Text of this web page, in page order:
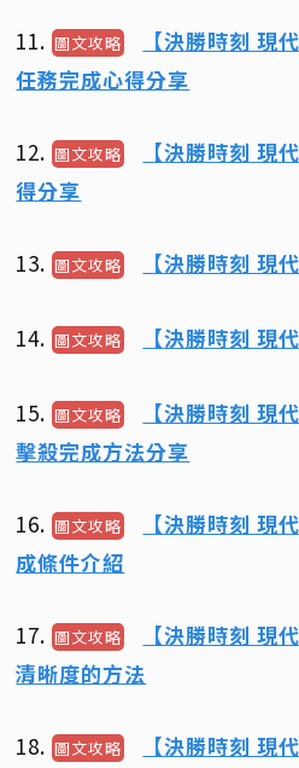
11.圖文攻略
【決勝時刻 現
任務完成心得分享
12.圖文攻略
【決勝時刻 現
得分享
13.圖文攻略 【決勝時刻 現
14.圖文攻略 【決勝時刻 現
15.圖文攻略
【決勝時刻 現
擊殺完成方法分享
16.圖文攻略
【決勝時刻 現
成條件介紹
17.圖文攻略
【決勝時刻 現
清晰度的方法
18.圖文攻略
【決勝時刻 現